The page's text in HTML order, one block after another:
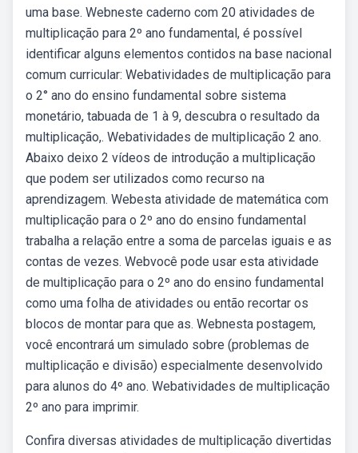
uma base. Webneste caderno com 20 atividades de
multiplicação para 2º ano fundamental, é possível
identificar alguns elementos contidos na base nacional
comum curricular: Webatividades de multiplicação para
o 2° ano do ensino fundamental sobre sistema
monetário, tabuada de 1 à 9, descubra o resultado da
multiplicação,. Webatividades de multiplicação 2 ano.
Abaixo deixo 2 vídeos de introdução a multiplicação
que podem ser utilizados como recurso na
aprendizagem. Webesta atividade de matemática com
multiplicação para o 2º ano do ensino fundamental
trabalha a relação entre a soma de parcelas iguais e as
contas de vezes. Webvocê pode usar esta atividade
de multiplicação para o 2º ano do ensino fundamental
como uma folha de atividades ou então recortar os
blocos de montar para que as. Webnesta postagem,
você encontrará um simulado sobre (problemas de
multiplicação e divisão) especialmente desenvolvido
para alunos do 4º ano. Webatividades de multiplicação
2º ano para imprimir.
Confira diversas atividades de multiplicação divertidas